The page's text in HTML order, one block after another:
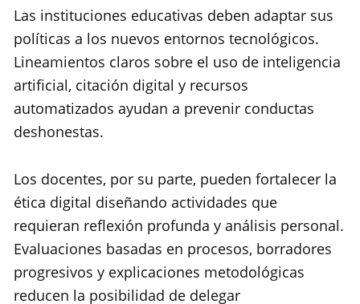
Las instituciones educativas deben adaptar sus
políticas a los nuevos entornos tecnológicos.
Lineamientos claros sobre el uso de inteligencia
artificial, citación digital y recursos
automatizados ayudan a prevenir conductas
deshonestas.
Los docentes, por su parte, pueden fortalecer la
ética digital diseñando actividades que
requieran reflexión profunda y análisis personal.
Evaluaciones basadas en procesos, borradores
progresivos y explicaciones metodológicas
reducen la posibilidad de delegar